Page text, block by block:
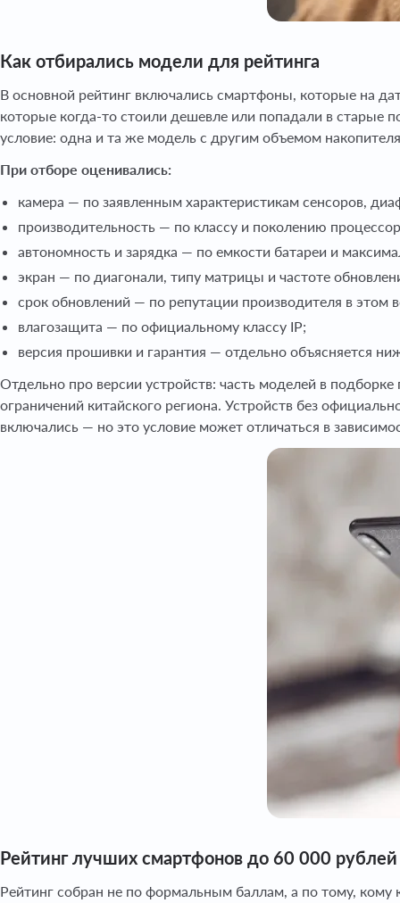
Как отбирались модели для рейтинга
В основной рейтинг включались смартфоны, которые на
которые когда-то стоили дешевле или попадали в старые
условие: одна и та же модель с другим объемом
При отборе оценивались:
камера — по заявленным характеристикам сенсоров,
производительность — по классу и поколению
автономность и зарядка — по емкости батареи и
экран — по диагонали, типу матрицы и частоте
срок обновлений — по репутации производителя в этом
влагозащита — по официальному классу IP;
версия прошивки и гарантия — отдельно объясняется
Отдельно про версии устройств: часть моделей в
ограничений китайского региона. Устройств без
включались — но это условие может отличаться в
Рейтинг лучших смартфонов до 60 000
Рейтинг собран не по формальным баллам, а по тому,